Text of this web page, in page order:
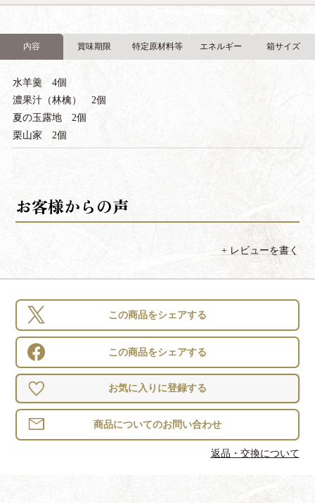
内容 賞味期限 特定原材料等 エネルギー 箱サイズ
水羊羹 4個
濃果汁（林檎） 2個
夏の玉露地 2個
栗山家 2個
レビューを書く
この商品をシェアする
この商品をシェアする
お気に入りに登録する
返品・交換について